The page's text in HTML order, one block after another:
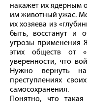
накажет их ядерным
им животный ужас.
их хозяева из
быть, восстанут и
угрозы применения
этих обществ от
уверенности, что
Нужно вернуть
преступлениях
самосохранения.
Понятно, что